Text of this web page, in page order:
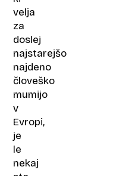
velja
za
doslej
najstarejšo
najdeno
človeško
mumijo
v
Evropi,
je
le
nekaj